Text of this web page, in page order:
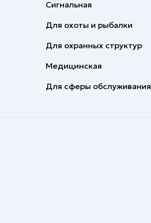
Для охранных структур
Сигнальная
Для охоты и рыбалки
Медицинская
Для сферы обслуживания